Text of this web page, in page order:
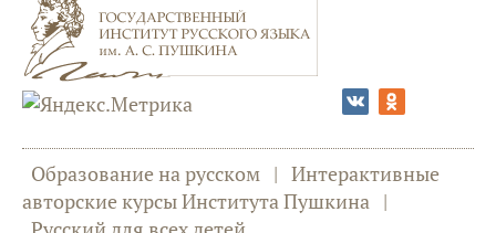
Образование на русском | Интерактивные
авторские курсы Института Пушкина |